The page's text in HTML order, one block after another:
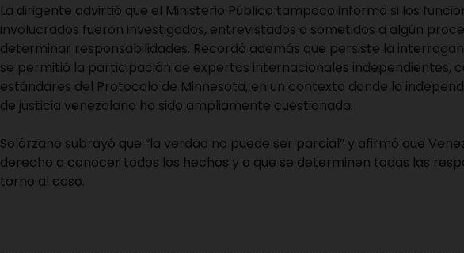
La dirigente advirtió que el Ministerio Público tampoco informó si los
involucrados fueron investigados, entrevistados o sometidos a algún
determinar responsabilidades. Recordó además que persiste la
se permitió la participación de expertos internacionales independientes,
estándares del Protocolo de Minnesota, en un contexto donde la
de justicia venezolano ha sido ampliamente cuestionada.
Solórzano subrayó que “la verdad no puede ser parcial” y afirmó que
derecho a conocer todos los hechos y a que se determinen todas las
torno al caso.